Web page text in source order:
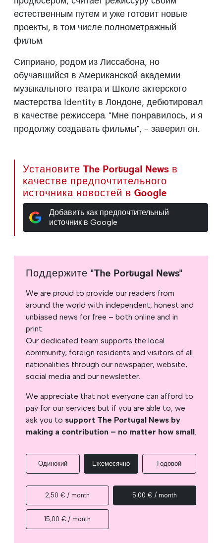
естественным путем и уже готовит новые
проекты, в том числе полнометражный
фильм.
Сиприано, родом из Лиссабона, но
обучавшийся в Американской академии
музыкального театра и Школе актерского
мастерства Identity в Лондоне, дебютировал
в качестве режиссера. "Мне понравилось, и я
продолжу создавать фильмы", - заверил он.
Установите The Portugal News в
качестве предпочтительного
источника новостей в Google
Добавить как предпочтительный
источник в Google
Поддержите "The Portugal News"
We are proud to provide our readers from
around the world with independent, honest and
unbiased news for free – both online and in
print.
Our dedicated team supports the local
community, foreign residents and visitors of all
nationalities through our newspaper, website,
social media and our newsletter.
We appreciate that not everyone can afford to
pay for our services but if you are able to, we
ask you to support The Portugal News by
making a contribution – no matter how small.
Одинокий Ежемесячно Годовой
2,50 € / month 5,00 € / month
15,00 € / month